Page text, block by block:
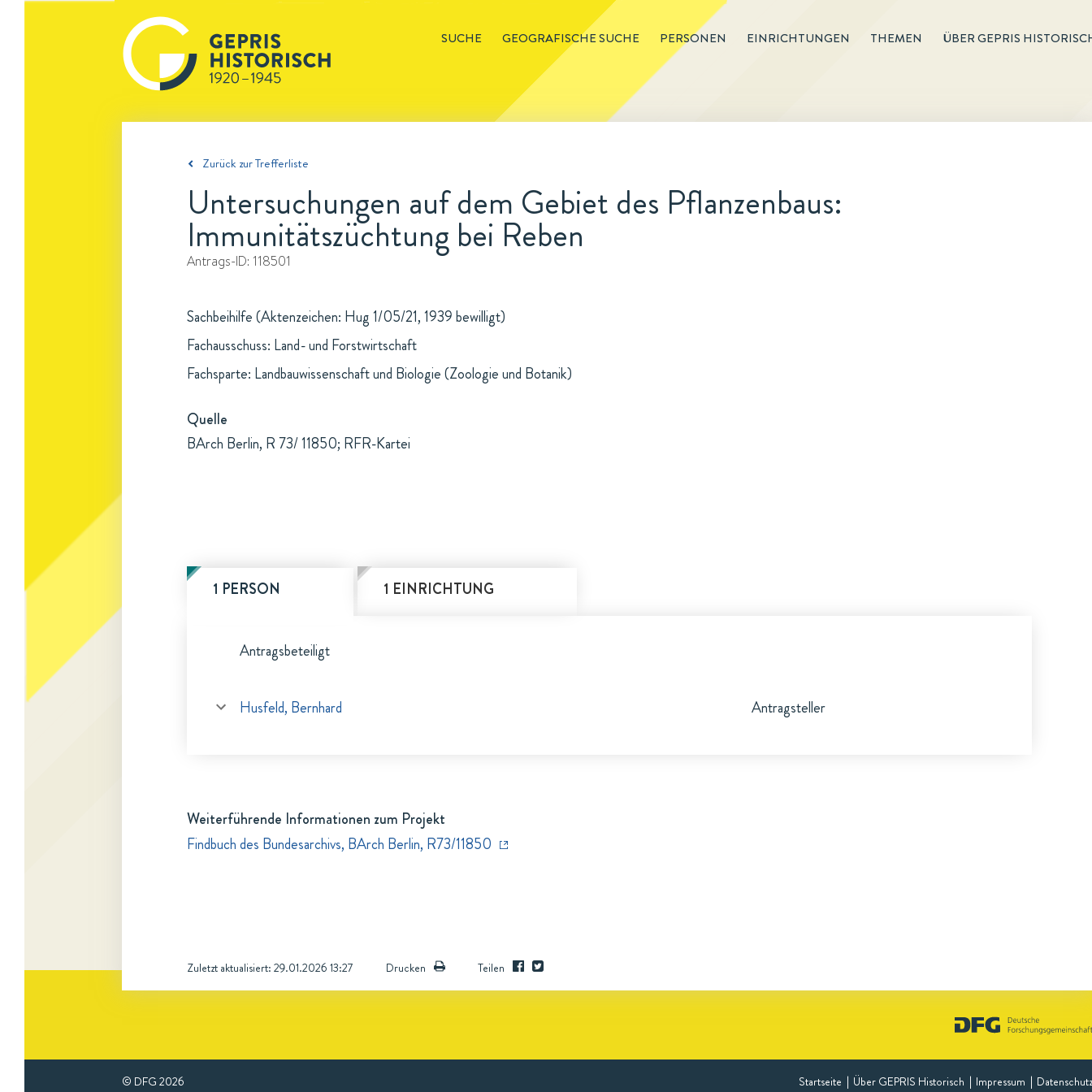
SUCHE GEOGRAFISCHE SUCHE PERSONEN EINRICHTUNGEN THEMEN ÜBER GEPRIS
Zurück zur Trefferliste
Untersuchungen auf dem Gebiet des Pflanzenbaus:
Immunitätszüchtung bei Reben
Antrags-ID: 118501
Sachbeihilfe (Aktenzeichen: Hug 1/05/21, 1939 bewilligt)
Fachausschuss: Land- und Forstwirtschaft
Fachsparte: Landbauwissenschaft und Biologie (Zoologie und Botanik)
Quelle
BArch Berlin, R 73/ 11850; RFR-Kartei
1 PERSON 1 EINRICHTUNG
Antragsbeteiligt
Husfeld, Bernhard Antragsteller
Weiterführende Informationen zum Projekt
Findbuch des Bundesarchivs, BArch Berlin, R73/11850
Zuletzt aktualisiert: 29.01.2026 13:27 Drucken Teilen
© DFG 2026 Startseite Über GEPRIS Historisch Impressum Datenschutz